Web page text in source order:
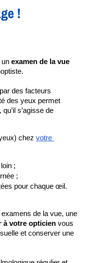
!
un examen de la vue
des facteurs
des yeux permet
, qu’il s’agisse de
chez votre
;
;
pour chaque œil.
à votre opticien vous
et conserver une